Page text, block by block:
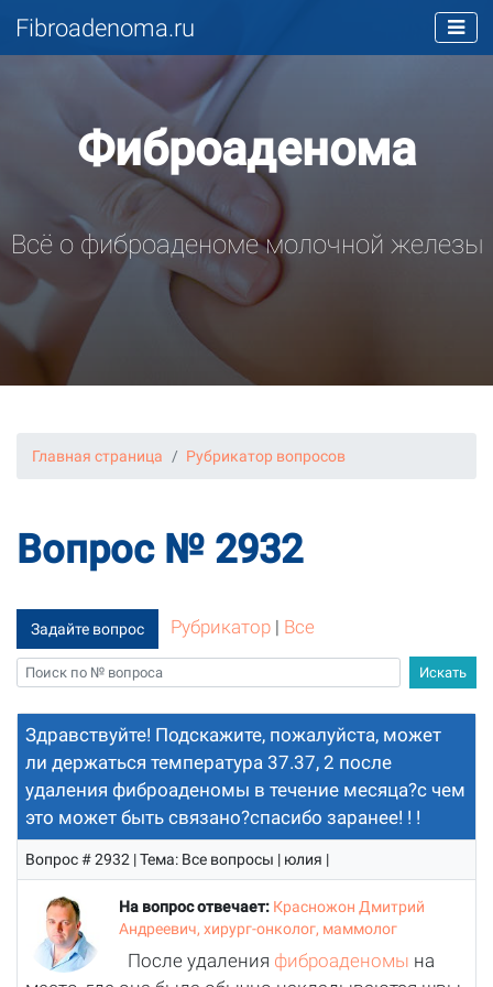
Fibroadenoma.ru
Фиброаденома
Всё о фиброаденоме молочной железы
Главная страница Рубрикатор вопросов
Вопрос № 2932
Задайте вопрос Рубрикатор| Все
Здравствуйте! Подскажите, пожалуйста, может
ли держаться температура 37.37, 2 после
удаления фиброаденомы в течение месяца?с чем
это может быть связано?спасибо заранее! ! !
Вопрос # 2932 | Тема: Все вопросы | юлия |
На вопрос отвечает: Красножон Дмитрий
Андреевич, хирург-онколог, маммолог
После удаления фиброаденомы на